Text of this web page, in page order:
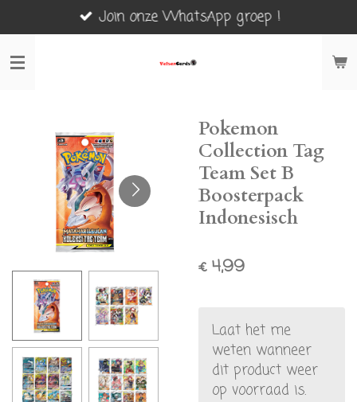
direct
naar
Join onze WhatsApp groep !
Pokemon
Collection Tag
Team Set B
Boosterpack
Indonesisch
€ 4,99
Laat het me
weten wanneer
dit product weer
op voorraad is.